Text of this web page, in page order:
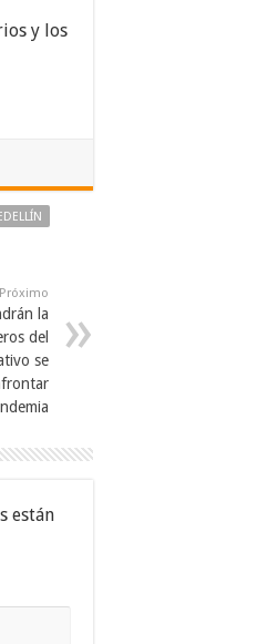
y los
Próximo
la
del
se
están